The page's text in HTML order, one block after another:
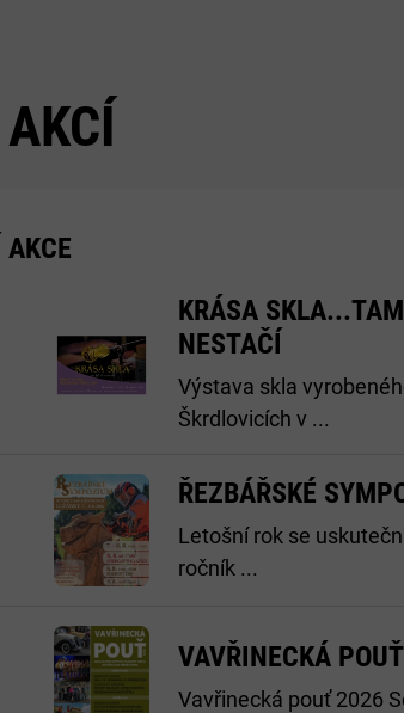
KRÁSA
NESTAČÍ
Výstava skla
Škrdlovicích v ...
ŘEZBÁŘSKÉ
Letošní rok se
ročník ...
VAVŘINECKÁ
Vavřinecká pouť 2026